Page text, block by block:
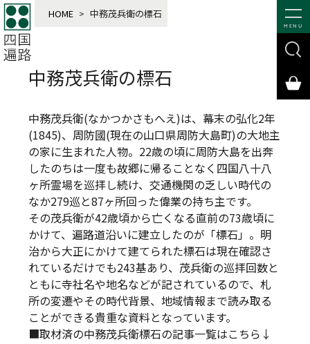
MENU
HOME > 中務茂兵衛の標石
中務茂兵衛の標石
中務茂兵衛(なかつかさもへえ)は、幕末の弘化2年
(1845)、周防國(現在の山口県周防大島町)の大地主
の家に生まれた人物。22歳の頃に周防大島を出奔
したのちは一度も故郷に帰ることなく四国八十八
ヶ所霊場を巡拝し続け、交通機関の乏しい時代の
なか279巡と87ヶ所回った偉業の持ち主です。
その茂兵衛が42歳頃から亡くなる直前の73歳頃に
かけて、遍路道沿いに建立したのが「標石」。明
治から大正にかけて建てられた標石は現在確認さ
れているだけでも243基あり、茂兵衛の巡拝回数と
ともに寺社名や地名などが記されているので、札
所の変遷やその時代背景、地域情報まで読み取る
ことができる貴重な資料となっています。
■取材済の中務茂兵衛標石の記事一覧はこちら↓